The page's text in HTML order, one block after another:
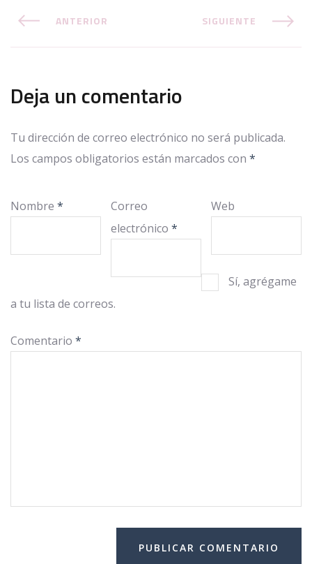
ANTERIOR SIGUIENTE
Deja un comentario
Tu dirección de correo electrónico no será publicada.
Los campos obligatorios están marcados con *
Nombre *
Correo
electrónico*
Web
Sí, agrégame
a tu lista de correos.
Comentario *